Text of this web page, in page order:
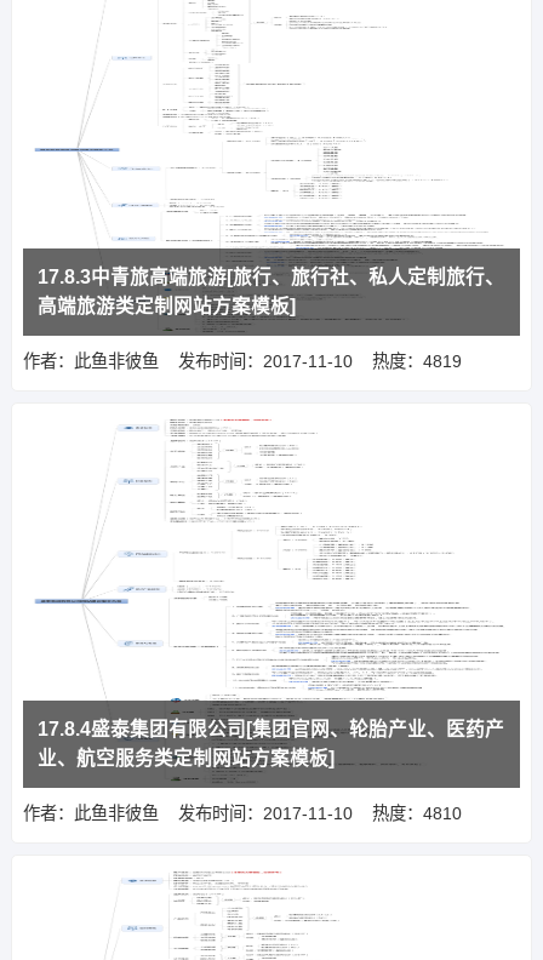
17.8.3中青旅高端旅游[旅行、旅行社、私人定制旅行、
高端旅游类定制网站方案模板]
作者：此鱼非彼鱼 发布时间：2017-11-10 热度：4819
17.8.4盛泰集团有限公司[集团官网、轮胎产业、医药产
业、航空服务类定制网站方案模板]
作者：此鱼非彼鱼 发布时间：2017-11-10 热度：4810